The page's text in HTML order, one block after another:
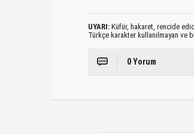
UYARI: Küfür, hakaret, rencide
Türkçe karakter kullanılmayan ve
0 Yorum